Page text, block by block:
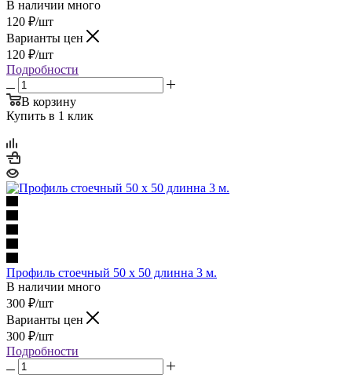
В наличии много
120 ₽/шт
Варианты цен
120 ₽/шт
Подробности
В корзину
Купить в 1 клик
Профиль стоечный 50 x 50 длинна 3 м.
В наличии много
300 ₽/шт
Варианты цен
300 ₽/шт
Подробности